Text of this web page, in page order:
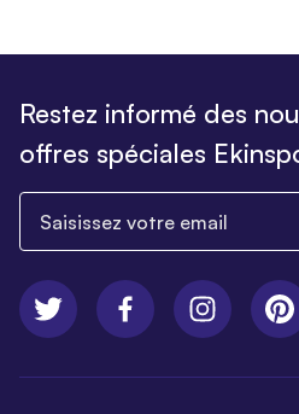
Restez informé des
offres spéciales